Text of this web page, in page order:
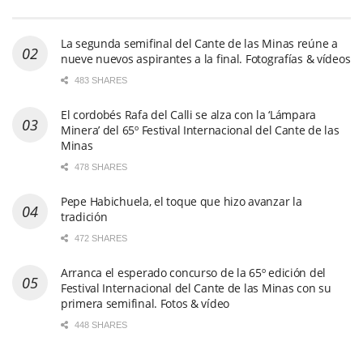
La segunda semifinal del Cante de las Minas reúne a
nueve nuevos aspirantes a la final. Fotografías & vídeos
483 SHARES
El cordobés Rafa del Calli se alza con la ‘Lámpara
Minera’ del 65º Festival Internacional del Cante de las
Minas
478 SHARES
Pepe Habichuela, el toque que hizo avanzar la
tradición
472 SHARES
Arranca el esperado concurso de la 65º edición del
Festival Internacional del Cante de las Minas con su
primera semifinal. Fotos & vídeo
448 SHARES